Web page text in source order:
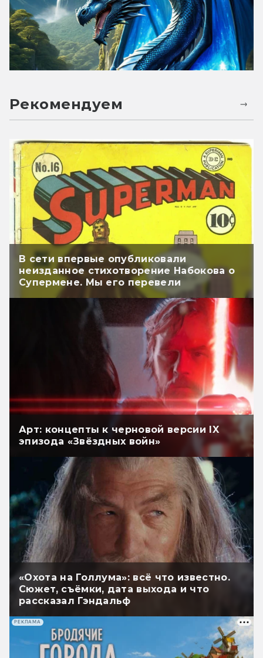
Рекомендуем
В сети впервые опубликовали
неизданное стихотворение Набокова о
Супермене. Мы его перевели
Арт: концепты к черновой версии IX
эпизода «Звёздных войн»
«Охота на Голлума»: всё что известно.
Сюжет, съёмки, дата выхода и что
рассказал Гэндальф
РЕКЛАМА